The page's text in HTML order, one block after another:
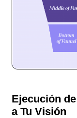
Ejecución
a Tu Visión